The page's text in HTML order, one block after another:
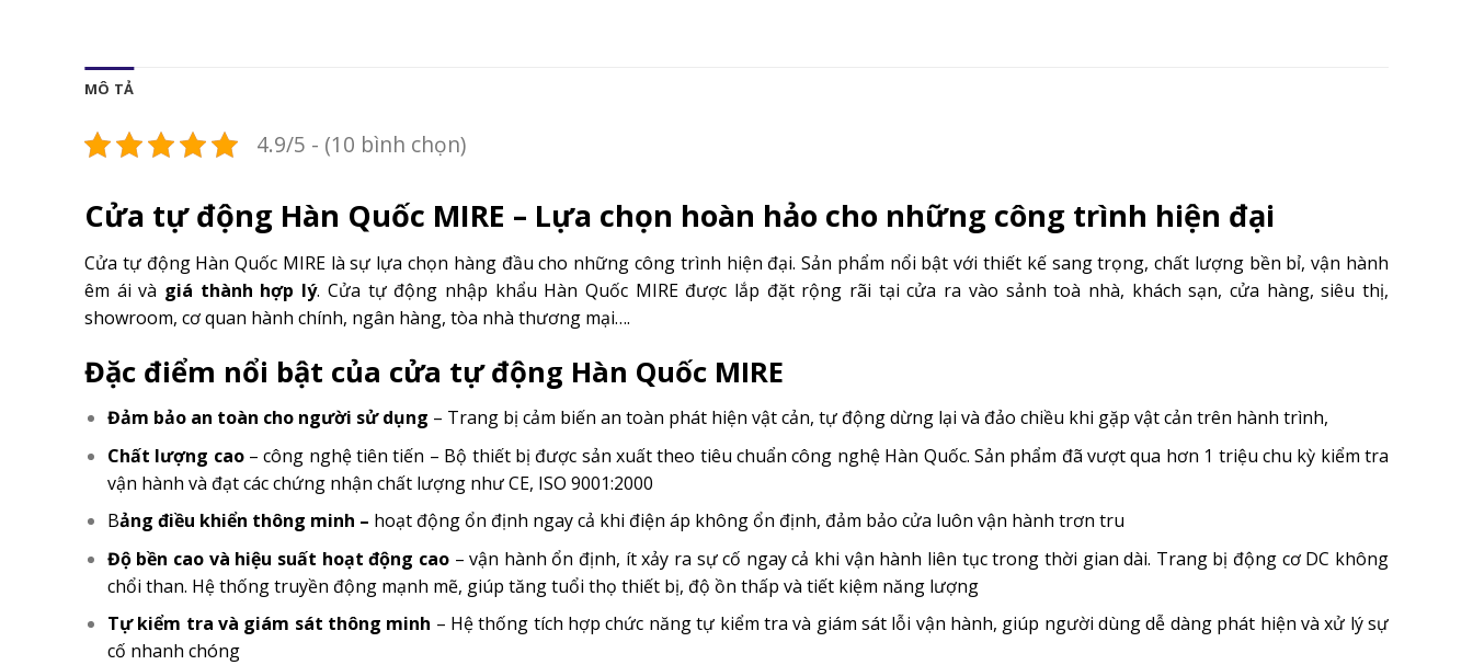
MÔ TẢ
4.9/5 - (10 bình chọn)
Cửa tự động Hàn Quốc MIRE – Lựa chọn hoàn hảo cho những công trình hiện đại
Cửa tự động Hàn Quốc MIRE là sự lựa chọn hàng đầu cho những công trình hiện đại. Sản phẩm nổi bật với thiết kế sang trọng, chất lượng bền bỉ, vận hành
êm ái và giá thành hợp lý. Cửa tự động nhập khẩu Hàn Quốc MIRE được lắp đặt rộng rãi tại cửa ra vào sảnh toà nhà, khách sạn, cửa hàng, siêu thị,
showroom, cơ quan hành chính, ngân hàng, tòa nhà thương mại….
Đặc điểm nổi bật của cửa tự động Hàn Quốc MIRE
Đảm bảo an toàn cho người sử dụng – Trang bị cảm biến an toàn phát hiện vật cản, tự động dừng lại và đảo chiều khi gặp vật cản trên hành trình,
Chất lượng cao– công nghệ tiên tiến – Bộ thiết bị được sản xuất theo tiêu chuẩn công nghệ Hàn Quốc. Sản phẩm đã vượt qua hơn 1 triệu chu kỳ kiểm tra
vận hành và đạt các chứng nhận chất lượng như CE, ISO 9001:2000
Bảng điều khiển thông minh – hoạt động ổn định ngay cả khi điện áp không ổn định, đảm bảo cửa luôn vận hành trơn tru
Độ bền cao và hiệu suất hoạt động cao– vận hành ổn định, ít xảy ra sự cố ngay cả khi vận hành liên tục trong thời gian dài. Trang bị động cơ DC không
chổi than. Hệ thống truyền động mạnh mẽ, giúp tăng tuổi thọ thiết bị, độ ồn thấp và tiết kiệm năng lượng
Tự kiểm tra và giám sát thông minh – Hệ thống tích hợp chức năng tự kiểm tra và giám sát lỗi vận hành, giúp người dùng dễ dàng phát hiện và xử lý sự
cố nhanh chóng